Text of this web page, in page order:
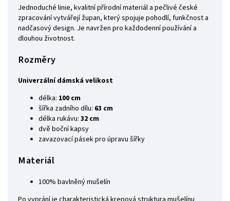
Jednoduché linie, kvalitní přírodní materiál a pečlivé české
zpracování vytvářejí župan, který spojuje pohodlí, funkčnost a
nadčasový design. Je navržen pro každodenní používání a
dlouhou životnost.
Rozměry
Univerzální dámská velikost
délka: 100 cm
šířka zadního dílu: 63 cm
délka rukávu: 32 cm
dvě boční kapsy
zavazovací pásek pro úpravu šířky
Materiál
100% bavlněný mušelín